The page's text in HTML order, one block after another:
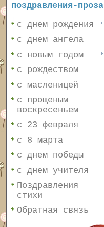
поздравления-проза
с днем рождения
с днем ангела
с новым годом
с рождеством
с масленицей
с прощеным
воскресеньем
с 23 февраля
с 8 марта
с днем победы
с днем учителя
Поздравления
стихи
Обратная связь